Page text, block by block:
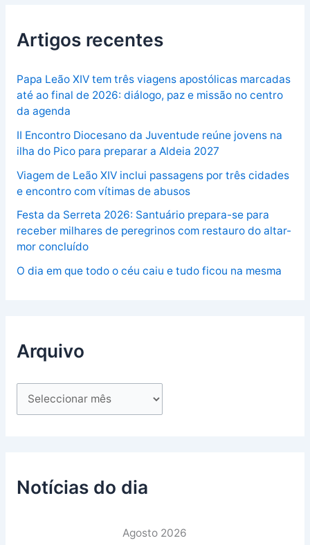
Artigos recentes
Papa Leão XIV tem três viagens apostólicas marcadas
até ao final de 2026: diálogo, paz e missão no centro
da agenda
II Encontro Diocesano da Juventude reúne jovens na
ilha do Pico para preparar a Aldeia 2027
Viagem de Leão XIV inclui passagens por três cidades
e encontro com vítimas de abusos
Festa da Serreta 2026: Santuário prepara-se para
receber milhares de peregrinos com restauro do altar-
mor concluído
O dia em que todo o céu caiu e tudo ficou na mesma
Arquivo
Notícias do dia
Agosto 2026